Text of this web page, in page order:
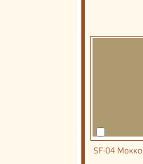
SF-04 Мокко